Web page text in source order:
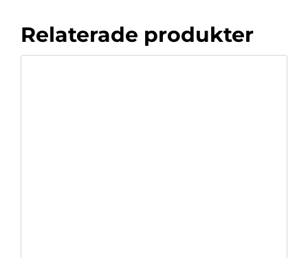
Relaterade produkter